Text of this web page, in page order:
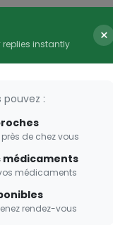
replies instantly ×
:
de chez vous
médicaments
médicaments
rendez-vous